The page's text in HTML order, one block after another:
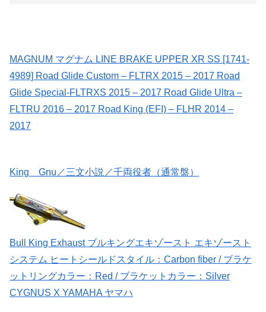
MAGNUM マグナム LINE BRAKE UPPER XR SS [1741-
4989] Road Glide Custom – FLTRX 2015 – 2017 Road
Glide Special-FLTRXS 2015 – 2017 Road Glide Ultra –
FLTRU 2016 – 2017 Road King (EFI) – FLHR 2014 –
2017
King Gnu／三文小説／千両役者（通常盤）
Bull King Exhaust ブルキングエキゾースト エキゾースト
システム ヒートシールドスタイル：Carbon fiber / ブラケ
ットリングカラー：Red / ブラケットカラー：Silver
CYGNUS X YAMAHA ヤマハ